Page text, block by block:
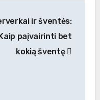
ir šventės:
paįvairinti bet
kokią šventę